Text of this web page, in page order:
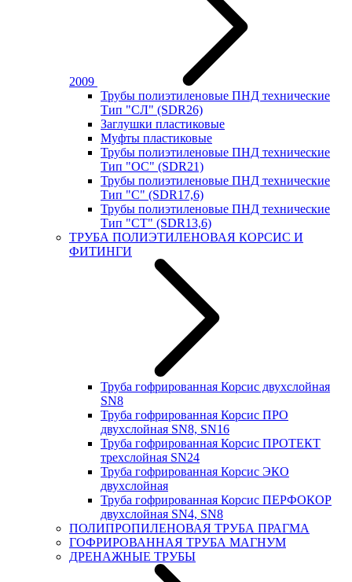
2009
Трубы полиэтиленовые ПНД технические
Тип "СЛ" (SDR26)
Заглушки пластиковые
Муфты пластиковые
Трубы полиэтиленовые ПНД технические
Тип "ОС" (SDR21)
Трубы полиэтиленовые ПНД технические
Тип "С" (SDR17,6)
Трубы полиэтиленовые ПНД технические
Тип "СТ" (SDR13,6)
ТРУБА ПОЛИЭТИЛЕНОВАЯ КОРСИС И
ФИТИНГИ
Труба гофрированная Корсис двухслойная
SN8
Труба гофрированная Корсис ПРО
двухслойная SN8, SN16
Труба гофрированная Корсис ПРОТЕКТ
трехслойная SN24
Труба гофрированная Корсис ЭКО
двухслойная
Труба гофрированная Корсис ПЕРФОКОР
двухслойная SN4, SN8
ПОЛИПРОПИЛЕНОВАЯ ТРУБА ПРАГМА
ГОФРИРОВАННАЯ ТРУБА МАГНУМ
ДРЕНАЖНЫЕ ТРУБЫ